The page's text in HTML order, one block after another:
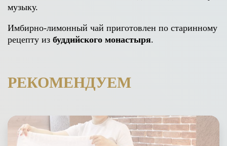
музыку.
Имбирно-лимонный чай приготовлен по старинному
рецепту из буддийского монастыря.
РЕКОМЕНДУЕМ